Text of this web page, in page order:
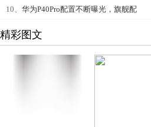
10、 华为P40Pro配置不断曝光，旗舰配
精彩图文